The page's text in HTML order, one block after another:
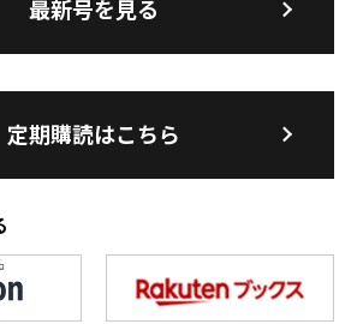
最新号を見る
定期購読はこちら